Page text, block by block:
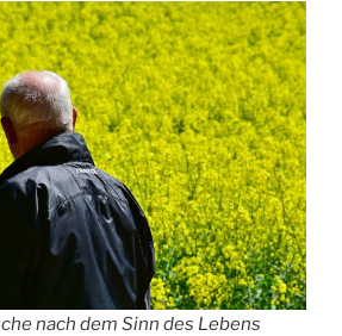
nach dem Sinn des Lebens